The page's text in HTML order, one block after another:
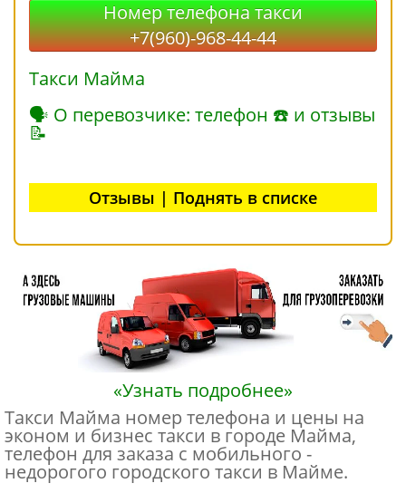
Номер телефона такси
+7(960)-968-44-44
Такси Майма
🗣 О перевозчике: телефон ☎ и отзывы
📝
Отзывы | Поднять в списке
«Узнать подробнее»
Такси Майма номер телефона и цены на
эконом и бизнес такси в городе Майма,
телефон для заказа с мобильного -
недорогого городского такси в Майме.